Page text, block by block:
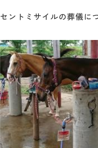
セントミサイルの葬儀に